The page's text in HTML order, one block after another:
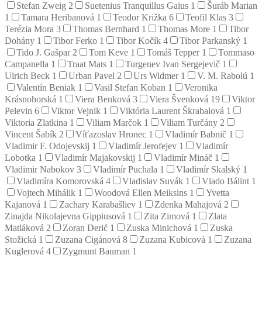
Stefan Zweig 2 Suetenius Tranquillus Gaius 1
Šuráb Marian
1
Tamara Heribanová 1 Teodor Križka 6 Teofil Klas 3
Terézia Mora 3 Thomas Bernhard 1 Thomas More 1
Tibor
Dohány 1 Tibor Ferko 1 Tibor Kočík 4 Tibor Parkanský 1
Tido J. Gašpar 2 Tom Keve 1 Tomáš Tepper 1
Tommaso
Campanella 1 Traat Mats 1 Turgenev Ivan Sergejevič 1
Ulrich Beck 1 Urban Pavel 2 Urs Widmer 1 V. M. Rabolú 1
Valentín Beniak 1 Vasil Stefan Koban 1
Veronika
Krásnohorská 1 Viera Benková 3 Viera Švenková 19
Viktor
Pelevin 6 Viktor Vejnik 1 Viktória Laurent Škrabalová 1
Viktoria Zlatkina 1 Viliam Marčok 1 Viliam Turčány 2
Vincent Šabík 2 Víťazoslav Hronec 1 Vladimír Babnič 1
Vladimir F. Odojevskij 1 Vladimír Jerofejev 1
Vladimír
Lobotka 1 Vladimír Majakovskij 1 Vladimír Mináč 1
Vladimir Nabokov 3 Vladimír Puchala 1 Vladimír Skalský 1
Vladimíra Komorovská 4 Vladislav Suvák 1 Vlado Bálint 1
Vojtech Mihálik 1 Woodová Ellen Meiksins 1
Yvetta
Kajanová 1 Zachary Karabašliev 1 Zdenka Mahajová 2
Zinajda Nikolajevna Gippiusová 1 Zita Zimová 1
Zlata
Matláková 2 Zoran Derić 1 Zuska Minichová 1
Zuska
Stožická 1 Zuzana Cigánová 8 Zuzana Kubicová 1
Zuzana
Kuglerová 4 Zygmunt Bauman 1